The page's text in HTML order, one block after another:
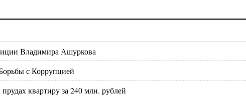
Владимира Ашуркова
с Коррупцией
квартиру за 240 млн. рублей